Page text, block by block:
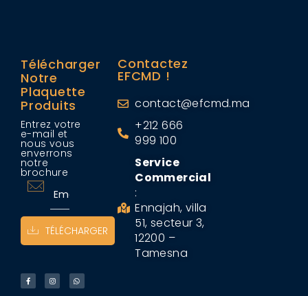
Télécharger
Notre
Plaquette
Produits
Entrez votre
e-mail et
nous vous
enverrons
notre
brochure
TÉLÉCHARGER
Contactez
EFCMD !
contact@efcmd.ma
+212 666
999 100
Service
Commercial
:
Ennajah, villa
51, secteur 3,
12200 –
Tamesna